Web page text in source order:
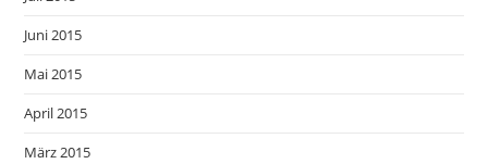
Juni 2015
Mai 2015
April 2015
März 2015